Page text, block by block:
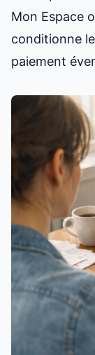
Mon Espace
conditionne
paiement